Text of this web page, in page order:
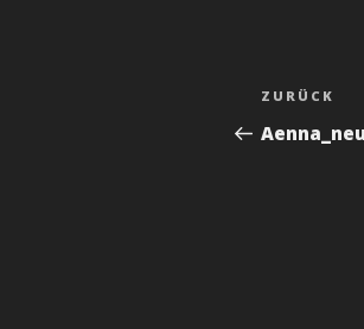
Vorheriger
Beitrag
ZURÜCK